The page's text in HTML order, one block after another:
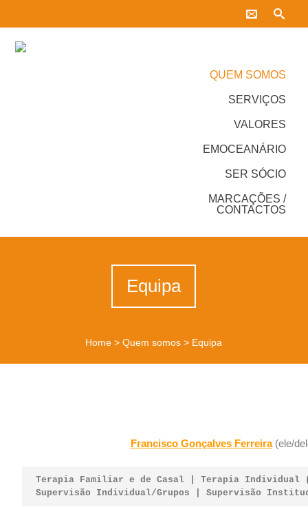
QUEM SOMOS
SERVIÇOS
VALORES
EMOCEANÁRIO
SER SÓCIO
MARCAÇÕES /
CONTACTOS
Equipa
Home >Quem somos > Equipa
Francisco Gonçalves Ferreira(ele/
Terapia Familiar e de Casal | Terapia Individual
Supervisão Individual/Grupos | Supervisão